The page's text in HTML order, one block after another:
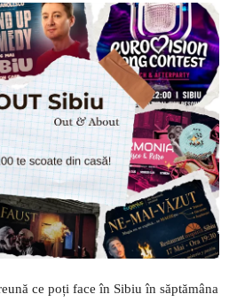
ce poți face în Sibiu în săptămâna